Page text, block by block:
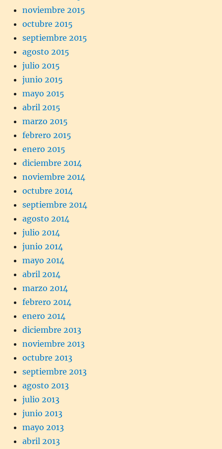
noviembre 2015
octubre 2015
septiembre 2015
agosto 2015
julio 2015
junio 2015
mayo 2015
abril 2015
marzo 2015
febrero 2015
enero 2015
diciembre 2014
noviembre 2014
octubre 2014
septiembre 2014
agosto 2014
julio 2014
junio 2014
mayo 2014
abril 2014
marzo 2014
febrero 2014
enero 2014
diciembre 2013
noviembre 2013
octubre 2013
septiembre 2013
agosto 2013
julio 2013
junio 2013
mayo 2013
abril 2013